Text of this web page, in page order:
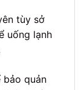
tùy sở
uống lạnh
bảo quản